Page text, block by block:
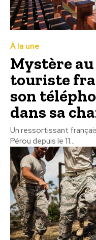
À la une
Mystère au
touriste
son
dans sa
Un ressortissant
Pérou depuis le 11...